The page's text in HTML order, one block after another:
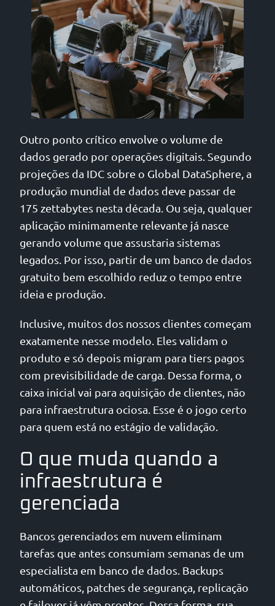
Outro ponto crítico envolve o volume de
dados gerado por operações digitais. Segundo
projeções da IDC sobre o Global DataSphere, a
produção mundial de dados deve passar de
175 zettabytes nesta década. Ou seja, qualquer
aplicação minimamente relevante já nasce
gerando volume que assustaria sistemas
legados. Por isso, partir de um banco de dados
gratuito bem escolhido reduz o tempo entre
ideia e produção.
Inclusive, muitos dos nossos clientes começam
exatamente nesse modelo. Eles validam o
produto e só depois migram para tiers pagos
com previsibilidade de carga. Dessa forma, o
caixa inicial vai para aquisição de clientes, não
para infraestrutura ociosa. Esse é o jogo certo
para quem está no estágio de validação.
O que muda quando a
infraestrutura é
gerenciada
Bancos gerenciados em nuvem eliminam
tarefas que antes consumiam semanas de um
especialista em banco de dados. Backups
automáticos, patches de segurança, replicação